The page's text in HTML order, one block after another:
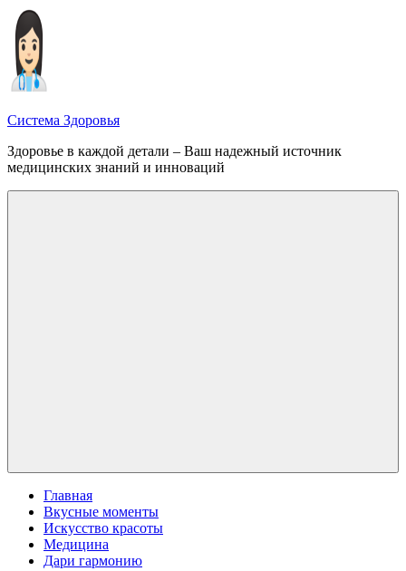
Перейти
содержимому
Система Здоровья
Здоровье в каждой детали – Ваш надежный источник
медицинских знаний и инноваций
Главная
Вкусные моменты
Искусство красоты
Медицина
Дари гармонию